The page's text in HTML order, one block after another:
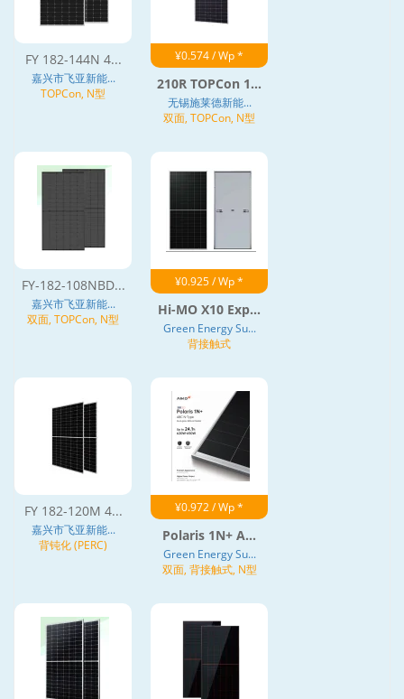
FY 182-144N 4...
嘉兴市飞亚新能...
TOPCon, N型
¥0.574 / Wp *
210R TOPCon 1...
无锡施莱德新能...
双面, TOPCon, N型
FY-182-108NBD...
嘉兴市飞亚新能...
双面, TOPCon, N型
¥0.925 / Wp *
Hi-MO X10 Exp...
Green Energy Su...
背接触式
FY 182-120M 4...
嘉兴市飞亚新能...
背钝化 (PERC)
¥0.972 / Wp *
Polaris 1N+ A...
Green Energy Su...
双面, 背接触式, N型